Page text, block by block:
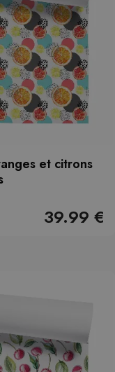
et citrons
39.99 €